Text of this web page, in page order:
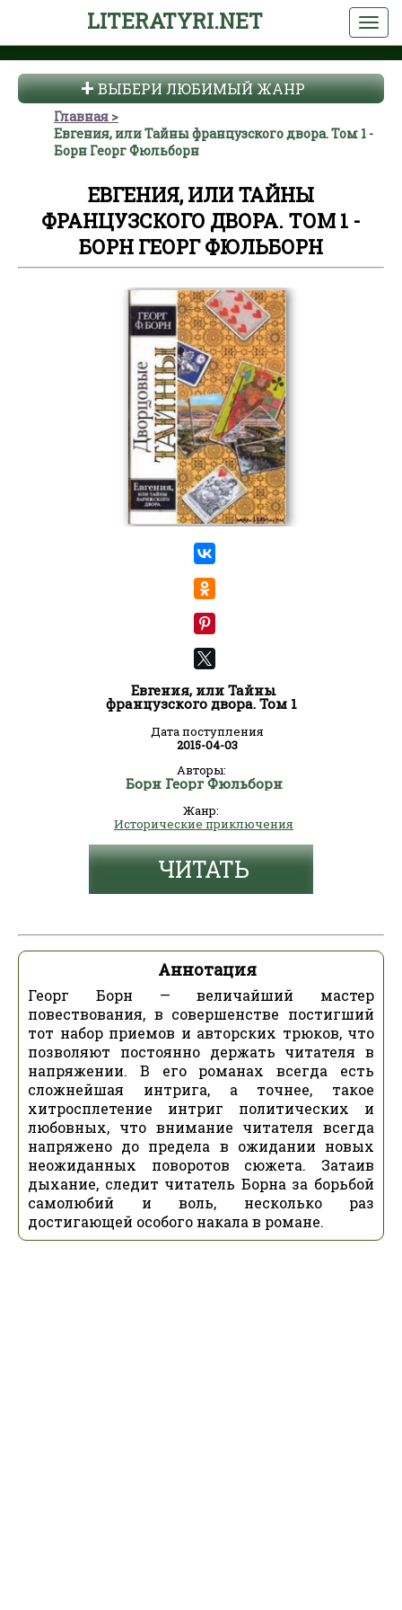
LITERATYRI.NET
ВЫБЕРИ ЛЮБИМЫЙ ЖАНР
Главная
Евгения, или Тайны французского двора. Том 1 -
Борн Георг Фюльборн
ЕВГЕНИЯ, ИЛИ ТАЙНЫ
ФРАНЦУЗСКОГО ДВОРА. ТОМ 1 -
БОРН ГЕОРГ ФЮЛЬБОРН
Евгения, или Тайны
французского двора. Том 1
Дата поступления
2015-04-03
Авторы:
Борн Георг Фюльборн
Жанр:
Исторические приключения
ЧИТАТЬ
Аннотация
Георг Борн — величайший мастер
повествования, в совершенстве постигший
тот набор приемов и авторских трюков, что
позволяют постоянно держать читателя в
напряжении. В его романах всегда есть
сложнейшая интрига, а точнее, такое
хитросплетение интриг политических и
любовных, что внимание читателя всегда
напряжено до предела в ожидании новых
неожиданных поворотов сюжета. Затаив
дыхание, следит читатель Борна за борьбой
самолюбий и воль, несколько раз
достигающей особого накала в романе.